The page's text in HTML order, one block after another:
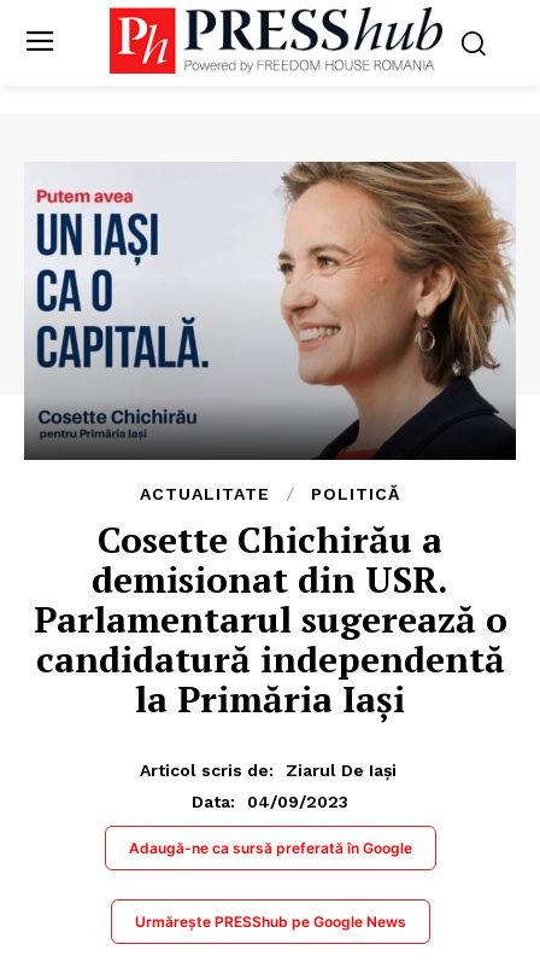
ACTUALITATE POLITICĂ
Cosette Chichirău a
demisionat din USR.
Parlamentarul sugerează o
candidatură independentă
la Primăria Iași
Articol scris de:
Ziarul De Iași
Data:
04/09/2023
Adaugă-ne ca sursă preferată în Google
Urmărește PRESShub pe Google News